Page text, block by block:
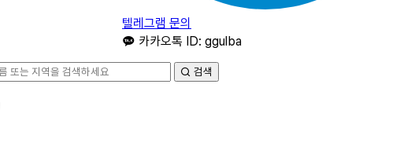
텔레그램 문의
카카오톡 ID: ggulba
검색